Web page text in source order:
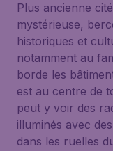
Plus ancienne
mystérieuse,
historiques et
notamment au
borde les
est au centre de
peut y voir des
illuminés avec
dans les ruelles